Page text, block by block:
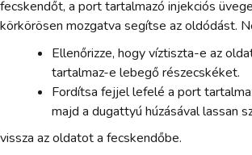
fecskendőt, a port tartalmazó injekciós
körkörösen mozgatva segítse az oldódást.
Ellenőrizze, hogy víztiszta-e az
tartalmaz-e lebegő részecskéket.
Fordítsa fejjel lefelé a port
majd a dugattyú húzásával lassan
vissza az oldatot a fecskendőbe.